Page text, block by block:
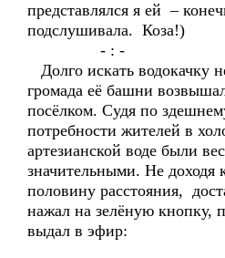
представлялся я ей –
подслушивала. Коза!)
- : -
Долго искать водокачку
громада её башни
посёлком. Судя по
потребности жителей в
артезианской воде были
значительными. Не доходя
половину расстояния,
нажал на зелёную кнопку,
выдал в эфир: